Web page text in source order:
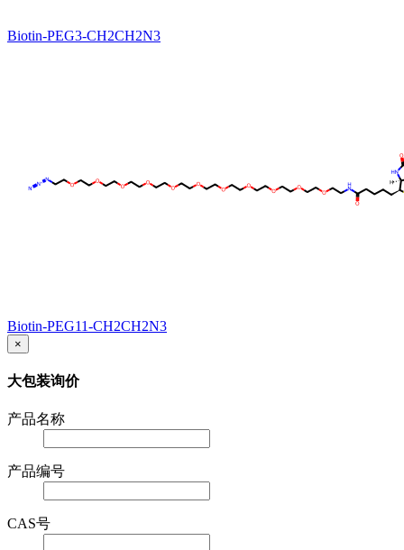
Biotin-PEG3-CH2CH2N3
Biotin-PEG11-CH2CH2N3
×
大包装询价
产品名称
产品编号
CAS号